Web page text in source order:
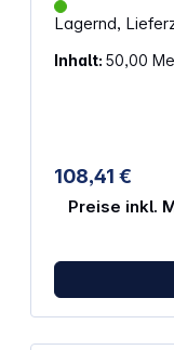
Lagernd,
Inhalt: 50,00
108,41 €
Preise inkl.